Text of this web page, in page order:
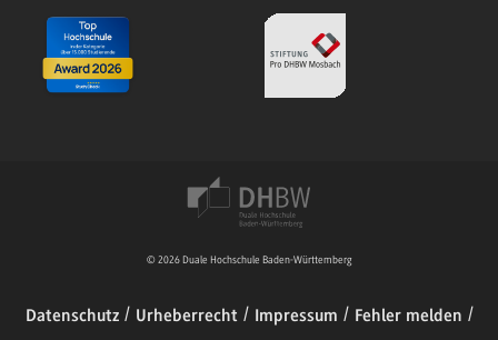
© 2026 Duale Hochschule Baden-Württemberg
Datenschutz Urheberrecht Impressum Fehler melden